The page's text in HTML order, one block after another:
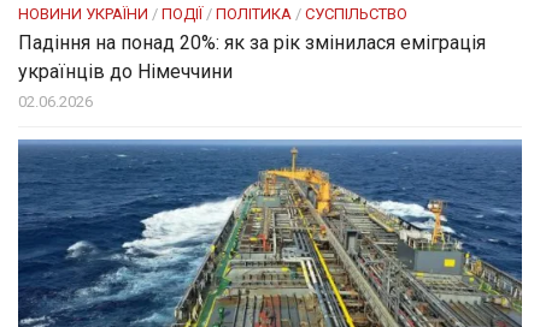
НОВИНИ УКРАЇНИ / ПОДІЇ / ПОЛІТИКА / СУСПІЛЬСТВО
Падіння на понад 20%: як за рік змінилася еміграція
українців до Німеччини
02.06.2026